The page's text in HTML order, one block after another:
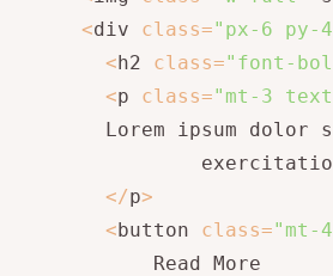
<div class="px-6 py-
<h2 class="font-
<p class="mt-3
Lorem ipsum dolor
</p>
<button class="mt-
            Read More